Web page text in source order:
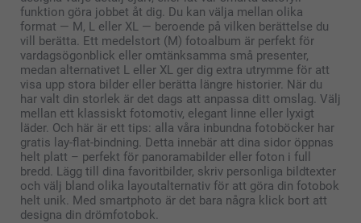
funktion göra jobbet åt dig. Du kan välja mellan olika
format — M, L eller XL — beroende på vilken berättelse du
vill berätta. Ett medelstort (M) fotoalbum är perfekt för
vardagsögonblick eller omtänksamma små presenter,
medan alternativet L eller XL ger dig extra utrymme för att
visa upp stora bilder eller berätta längre historier. När du
har valt din storlek är det dags att anpassa ditt omslag. Välj
mellan ett klassiskt fotomotiv, elegant linne eller lyxigt
läder. Och här är ett tips: alla våra inbundna fotoböcker har
gratis lay-flat-bindning. Detta innebär att dina sidor öppnas
helt platt – perfekt för panoramabilder eller foton i full
bredd. Lägg till dina favoritbilder, skriv personliga bildtexter
och välj bland olika layoutalternativ för att göra din fotobok
helt unik. Med smartphoto är det bara några klick bort att
designa din drömfotobok.